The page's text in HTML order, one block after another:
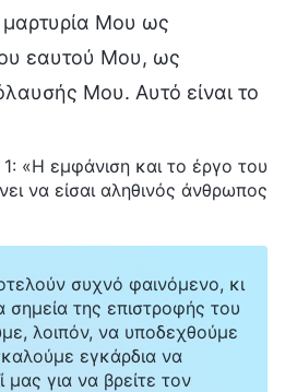
μαρτυρία Μου ως
εαυτού Μου, ως
Μου. Αυτό είναι το
«Η εμφάνιση και το έργο του
να είσαι αληθινός άνθρωπος
συχνό φαινόμενο, κι
σημεία της επιστροφής του
λοιπόν, να υποδεχθούμε
εγκάρδια να
μας για να βρείτε τον